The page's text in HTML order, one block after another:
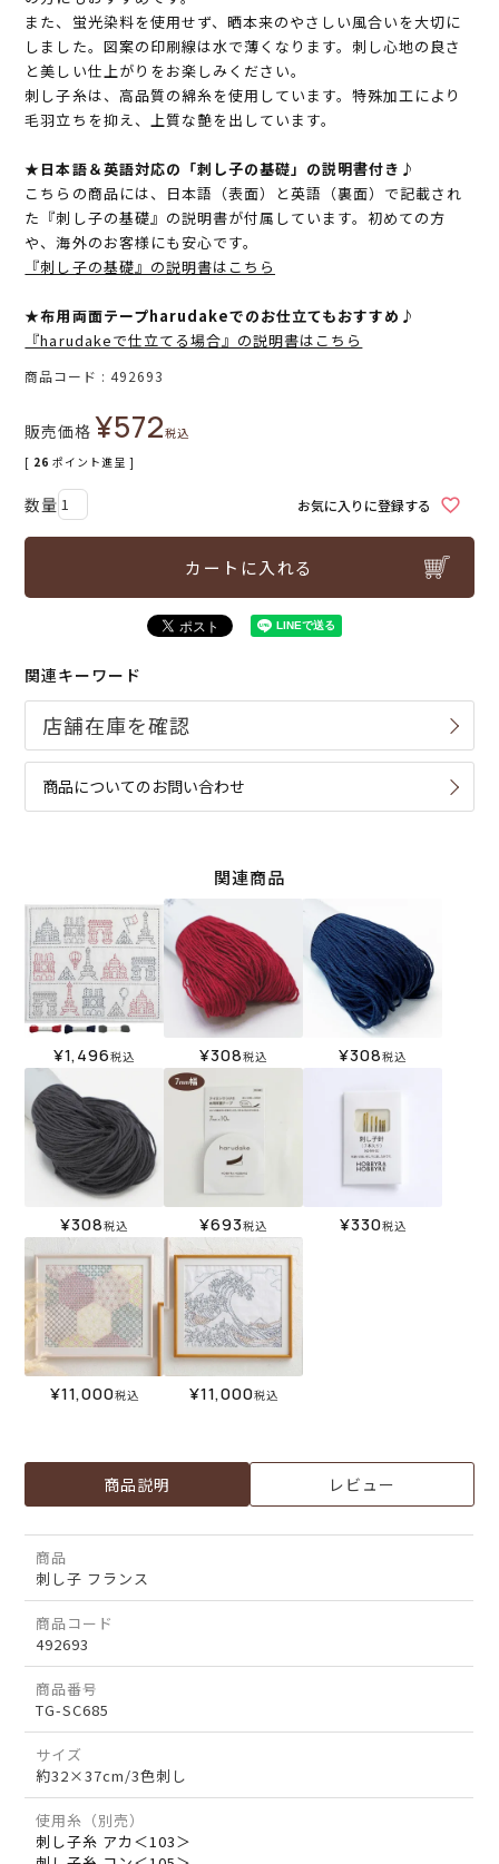
また、蛍光染料を使用せず、晒本来のやさしい風合いを大切に
しました。図案の印刷線は水で薄くなります。刺し心地の良さ
と美しい仕上がりをお楽しみください。
刺し子糸は、高品質の綿糸を使用しています。特殊加工により
毛羽立ちを抑え、上質な艶を出しています。
★日本語＆英語対応の「刺し子の基礎」の説明書付き♪
こちらの商品には、日本語（表面）と英語（裏面）で記載され
た『刺し子の基礎』の説明書が付属しています。初めての方
や、海外のお客様にも安心です。
『刺し子の基礎』の説明書はこちら
★布用両面テープharudakeでのお仕立てもおすすめ♪
『harudakeで仕立てる場合』の説明書はこちら
商品コード 492693
販売価格 ¥572税込
[ 26 ポイント進呈 ]
お気に入りに登録する
カートに入れる
関連キーワード
商品についてのお問い合わせ
関連商品
¥1,496税込 ¥308税込 ¥308税込
¥308税込 ¥693税込 ¥330税込
¥11,000税込 ¥11,000税込
商品説明 レビュー
商品
刺し子 フランス
商品コード
492693
商品番号
TG-SC685
サイズ
約32×37cm/3色刺し
使用糸（別売）
刺し子糸 アカ＜103＞